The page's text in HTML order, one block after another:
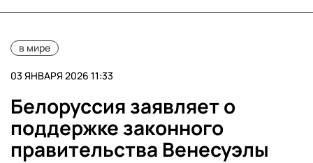
в мире
03 ЯНВАРЯ 2026 11:33
Белоруссия заявляет о
поддержке законного
правительства Венесуэлы